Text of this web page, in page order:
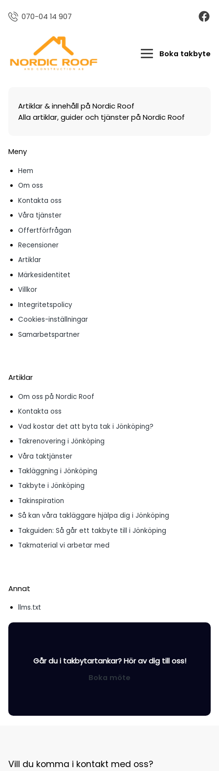
070-04 14 907
Boka takbyte
Artiklar & innehåll på Nordic Roof
Alla artiklar, guider och tjänster på Nordic Roof
Meny
Hem
Om oss
Kontakta oss
Våra tjänster
Offertförfrågan
Recensioner
Artiklar
Märkesidentitet
Villkor
Integritetspolicy
Cookies-inställningar
Samarbetspartner
Artiklar
Om oss på Nordic Roof
Kontakta oss
Vad kostar det att byta tak i Jönköping?
Takrenovering i Jönköping
Våra taktjänster
Takläggning i Jönköping
Takbyte i Jönköping
Takinspiration
Så kan våra takläggare hjälpa dig i Jönköping
Takguiden: Så går ett takbyte till i Jönköping
Takmaterial vi arbetar med
Annat
llms.txt
Går du i takbytartankar? Hör av dig till oss!
Boka möte
Vill du komma i kontakt med oss?